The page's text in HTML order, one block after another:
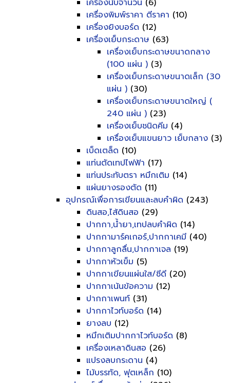
เครื่องนับจำนวน (6)
เครื่องพิมพ์ราคา ตีราคา (10)
เครื่องยิงบอร์ด (12)
เครื่องเย็บกระดาษ (63)
เครื่องเย็บกระดาษขนาดกลาง
(100 แผ่น ) (3)
เครื่องเย็บกระดาษขนาดเล็ก (30
แผ่น ) (30)
เครื่องเย็บกระดาษขนาดใหญ่ (
240 แผ่น ) (23)
เครื่องเย็บชนิดคีม (4)
เครื่องเย็บแขนยาว เย็บกลาง (3)
เบ็ดเตล็ด (10)
แท่นตัดเทปไฟฟ้า (17)
แท่นประทับตรา หมึกเติม (14)
แผ่นยางรองตัด (11)
อุปกรณ์เพื่อการเขียนและลบคำผิด (243)
ดินสอ,ไส้ดินสอ (29)
ปากกา,น้ำยา,เทปลบคำผิด (14)
ปากกามาร์คเกอร์,ปากกาเคมี (40)
ปากกาลูกลื่น,ปากกาเจล (19)
ปากกาหัวเข็ม (5)
ปากกาเขียนแผ่นใส/ซีดี (20)
ปากกาเน้นข้อความ (12)
ปากกาเพนท์ (31)
ปากกาไวท์บอร์ด (14)
ยางลบ (12)
หมึกเติมปากกาไวท์บอร์ด (8)
เครื่องเหลาดินสอ (26)
แปรงลบกระดาน (4)
ไม้บรรทัด, ฟุตเหล็ก (10)